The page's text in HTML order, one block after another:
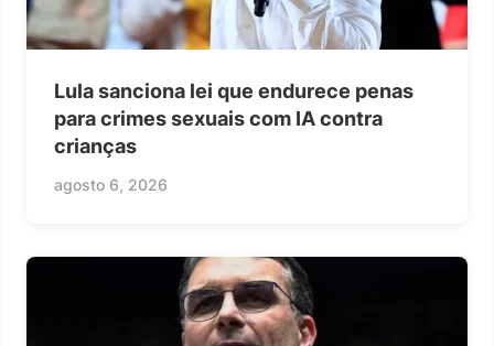
Lula sanciona lei que endurece penas
para crimes sexuais com IA contra
crianças
agosto 6, 2026